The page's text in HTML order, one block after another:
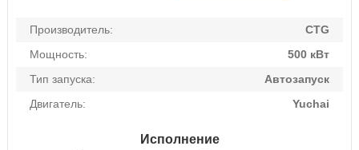
Производитель:
CTG
Мощность:
500 кВт
Тип запуска:
Автозапуск
Двигатель:
Yuchai
Исполнение